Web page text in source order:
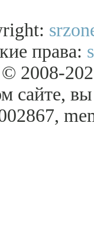
права:
2008-
сайте,